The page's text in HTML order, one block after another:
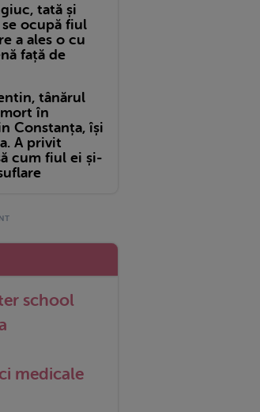
tată și
ocupă fiul
a ales o cu
față de
tânărul
în
Constanța, își
A privit
cum fiul ei și-
school
medicale